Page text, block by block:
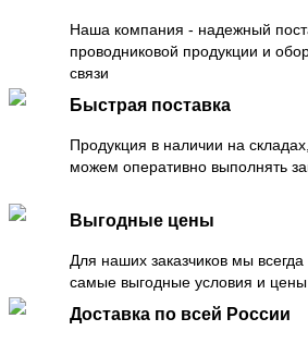
Наша компания - надежный
проводниковой продукции и
связи
Быстрая поставка
Продукция в наличии на
можем оперативно выполнять
Выгодные цены
Для наших заказчиков мы
самые выгодные условия и цены
Доставка по всей России